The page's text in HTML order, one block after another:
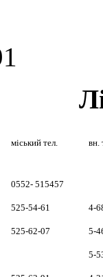
міський тел. вн.
0552- 515457
525-54-61 4-
525-62-07 5-
5-